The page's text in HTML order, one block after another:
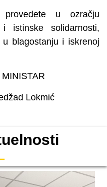
u ozračju
i istinske solidarnosti,
blagostanju i iskrenoj